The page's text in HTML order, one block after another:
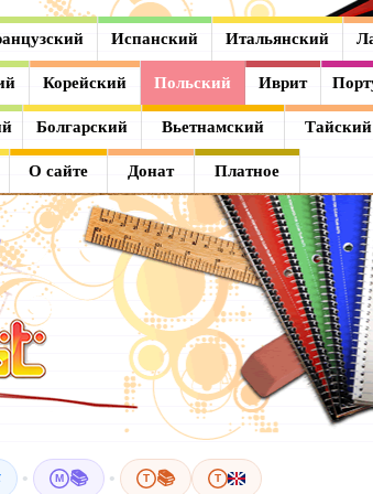
Испанский Итальянский
Корейский Польский Иврит
Болгарский Вьетнамский Тайский
О сайте Донат Платное
• M 📚 • T 📚 T